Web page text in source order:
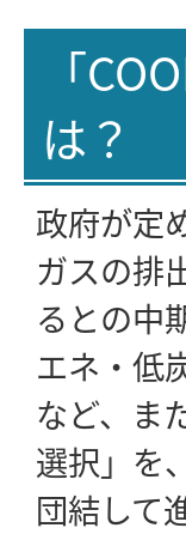
「
は？
政府が定
ガスの排
るとの中
エネ・低
など、ま
選択」を
団結して